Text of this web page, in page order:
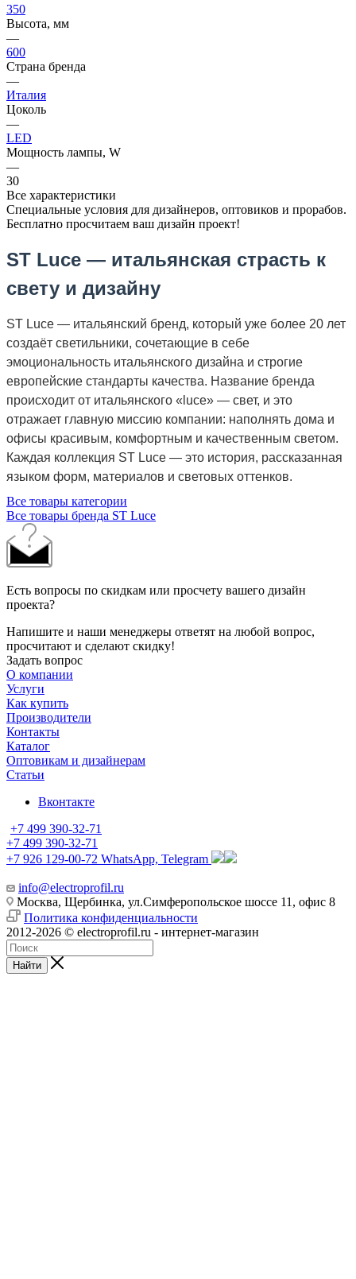
350
Высота, мм
—
600
Страна бренда
—
Италия
Цоколь
—
LED
Мощность лампы, W
—
30
Все характеристики
Специальные условия для дизайнеров, оптовиков и прорабов.
Бесплатно просчитаем ваш дизайн проект!
ST Luce — итальянская страсть к
свету и дизайну
ST Luce — итальянский бренд, который уже более 20 лет
создаёт светильники, сочетающие в себе
эмоциональность итальянского дизайна и строгие
европейские стандарты качества. Название бренда
происходит от итальянского «luce» — свет, и это
отражает главную миссию компании: наполнять дома и
офисы красивым, комфортным и качественным светом.
Каждая коллекция ST Luce — это история, рассказанная
языком форм, материалов и световых оттенков.
Все товары категории
Все товары бренда ST Luce
Есть вопросы по скидкам или просчету вашего дизайн
проекта?
Напишите и наши менеджеры ответят на любой вопрос,
просчитают и сделают скидку!
Задать вопрос
О компании
Услуги
Как купить
Производители
Контакты
Каталог
Оптовикам и дизайнерам
Статьи
Вконтакте
+7 499 390-32-71
+7 499 390-32-71
+7 926 129-00-72 WhatsApp, Telegram
info@electroprofil.ru
Москва, Щербинка, ул.Симферопольское шоссе 11, офис 8
Политика конфиденциальности
2012-2026 © electroprofil.ru - интернет-магазин
Найти